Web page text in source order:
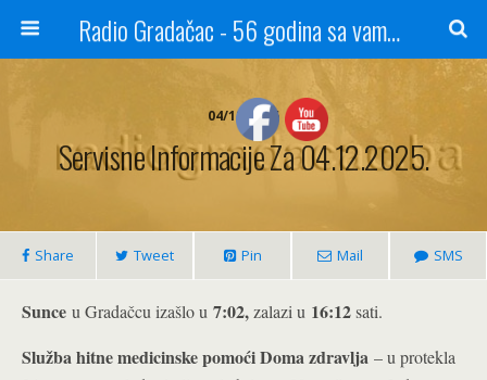
Radio Gradačac - 56 godina sa vama...
04/12/2025
Servisne Informacije Za 04.12.2025.
Share Tweet Pin Mail SMS
Sunce u Gradačcu izašlo u 7:02,zalazi u 16:12sati.
Služba hitne medicinske pomoći Doma zdravlja – u protekla